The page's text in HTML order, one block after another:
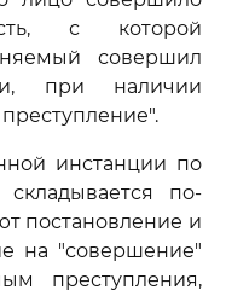
с которой
совершил
при наличии
инстанции по
по-
постановление и
на "совершение"
преступления,